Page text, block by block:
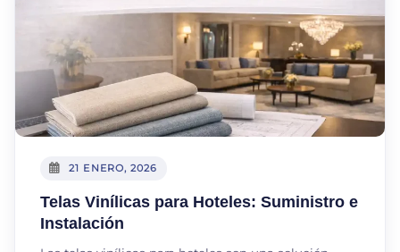
21 ENERO, 2026
Telas Vinílicas para Hoteles: Suministro e
Instalación